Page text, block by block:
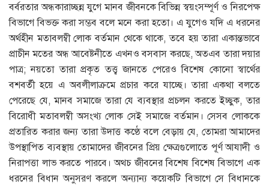
বর্বরতার অন্ধকারাচ্ছন্ন যুগে মানব জীবনকে বিভিন্ন স্বয়ংসম্পূর্ণ ও নিরপেক্ষ
বিভাগে বিভক্ত করা সম্ভব বলে মনে করা হতো। এ যুগেও যদি এ ধরনের
অর্থহীন মতাবলম্বী লোক বর্তমান থেকে থাকে, তবে হয় তারা একান্তভাবে
প্রাচীন মতের অন্ধ আবেষ্টনীতে এখনও বসবাস করছে, অতএব তারা দয়ার
পাত্র; নয়তো তারা প্রকৃত তত্ত্ব জানতে পেরেও বিশেষ কোনো স্বার্থের
বশবর্তী হয়ে এ অবলীলাক্রমে প্রচার করে যাচ্ছে। তারা একথা বলতে
পেরেছে যে, মানব সমাজে তারা যে ব্যবস্থার প্রচলন করতে ইচ্ছুক, তার
বিরোধী মতাবলম্বী অসংখ্য লোক সেই সমাজে বর্তমান। সেসব লোককে
প্রতারিত করার জন্য তারা উদাত্ত কণ্ঠে বলে বেড়ায় যে, তোমরা আমাদের
উপস্থাপিত ব্যবস্থায় তোমাদের জীবনের প্রিয় ক্ষেত্রগুলোতে পূর্ণ আযাদী ও
নিরাপত্তা লাভ করতে পারবে। অথচ জীবনের বিশেষ বিশেষ বিভাগে এক
ধরনের বিধান অনুসরণ করলে অন্যান্য কয়েকটি বিভাগে সে বিধানকে